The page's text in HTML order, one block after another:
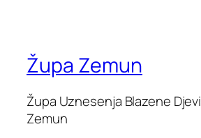
Župa Zemun
Župa Uznesenja Blazene
Zemun